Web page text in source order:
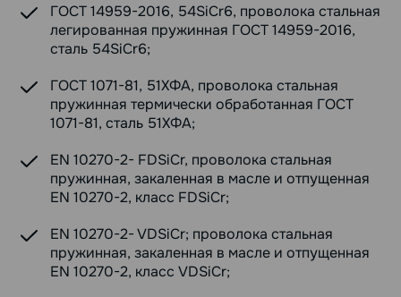
ГОСТ 14959-2016, 54SiCr6, проволока стальная
легированная пружинная ГОСТ 14959-2016,
сталь 54SiCr6;
ГОСТ 1071-81, 51ХФА, проволока стальная
пружинная термически обработанная ГОСТ
1071-81, сталь 51ХФА;
EN 10270-2- FDSiCr, проволока стальная
пружинная, закаленная в масле и отпущенная
EN 10270-2, класс FDSiCr;
EN 10270-2- VDSiCr; проволока стальная
пружинная, закаленная в масле и отпущенная
EN 10270-2, класс VDSiCr;